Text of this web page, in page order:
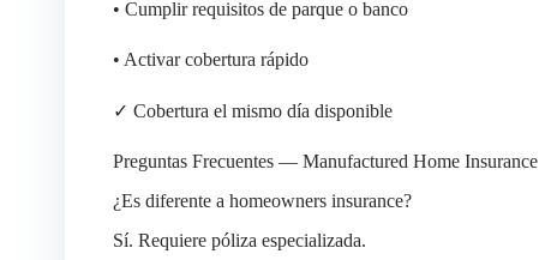
• Cumplir requisitos de parque o banco
• Activar cobertura rápido
✓ Cobertura el mismo día disponible
Preguntas Frecuentes — Manufactured Home Insurance
¿Es diferente a homeowners insurance?
Sí. Requiere póliza especializada.